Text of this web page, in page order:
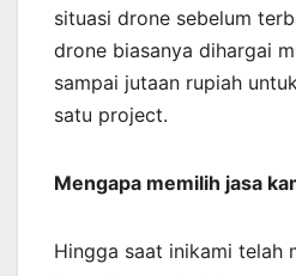
situasi drone sebelum
drone biasanya dihargai
sampai jutaan rupiah
satu project.
Mengapa memilih jasa
Hingga saat inikami telah